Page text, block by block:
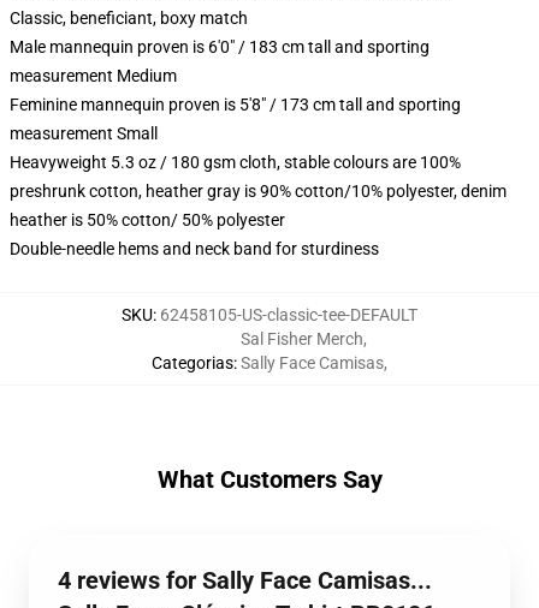
Classic, beneficiant, boxy match
Male mannequin proven is 6'0" / 183 cm tall and sporting
measurement Medium
Feminine mannequin proven is 5'8" / 173 cm tall and sporting
measurement Small
Heavyweight 5.3 oz / 180 gsm cloth, stable colours are 100%
preshrunk cotton, heather gray is 90% cotton/10% polyester, denim
heather is 50% cotton/ 50% polyester
Double-needle hems and neck band for sturdiness
SKU: 62458105-US-classic-tee-DEFAULT
Categorias:
Sal Fisher Merch,
Sally Face Camisas,
What Customers Say
4 reviews for Sally Face Camisas...